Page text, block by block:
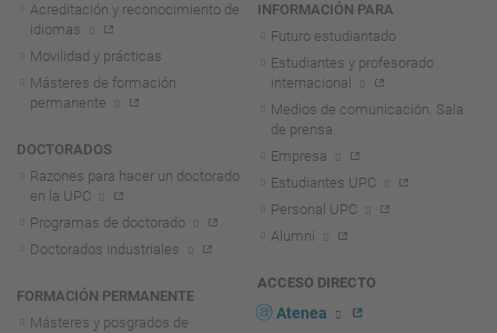
Acreditación y reconocimiento de
idiomas
Movilidad y prácticas
Másteres de formación
permanente
DOCTORADOS
Razones para hacer un doctorado
en la UPC
Programas de doctorado
Doctorados industriales
FORMACIÓN PERMANENTE
Másteres y posgrados de
INFORMACIÓN PARA
Futuro estudiantado
Estudiantes y profesorado
internacional
Medios de comunicación. Sala
de prensa
Empresa
Estudiantes UPC
Personal UPC
Alumni
ACCESO DIRECTO
Atenea